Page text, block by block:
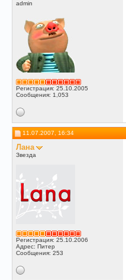
admin
Регистрация: 25.10.2005
Сообщения: 1,053
11.07.2007, 16:34
Лана
Звезда
Регистрация: 25.10.2006
Адрес: Питер
Сообщения: 253